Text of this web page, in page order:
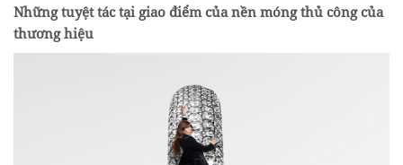
Những tuyệt tác tại giao điểm của nền móng thủ công của
thương hiệu